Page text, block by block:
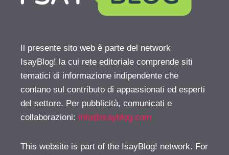
Il presente sito web è parte del network
IsayBlog! la cui rete editoriale comprende siti
tematici di informazione indipendente che
contano sul contributo di appassionati ed esperti
del settore. Per pubblicità, comunicati e
collaborazioni: info@isayblog.com
This website is part of the IsayBlog! network. For